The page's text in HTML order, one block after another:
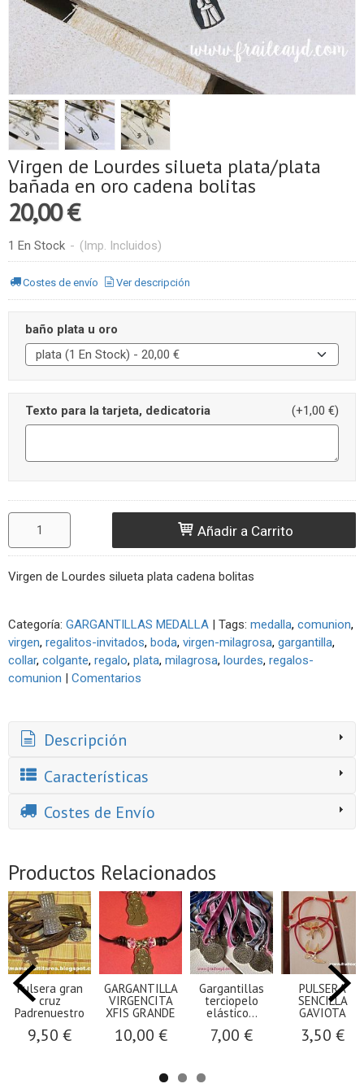
Virgen de Lourdes silueta plata/plata
bañada en oro cadena bolitas
20,00 €
1 En Stock - (Imp. Incluidos)
Costes de envío Ver descripción
baño plata u oro
Texto para la tarjeta, dedicatoria (+1,00 €)
Añadir a Carrito
Virgen de Lourdes silueta plata cadena bolitas
Categoría: GARGANTILLAS MEDALLA | Tags: medalla comunion
virgen regalitos-invitados boda virgen-milagrosa gargantilla
collar colgante regalo plata milagrosa lourdes regalos-
comunion | Comentarios
Descripción
Características
Costes de Envío
Productos Relacionados
Pulsera gran
cruz
Padrenuestro
9,50 €
GARGANTILLA
VIRGENCITA
XFIS GRANDE
10,00 €
Gargantillas
terciopelo
elástico...
7,00 €
PULSERA
SENCILLA
GAVIOTA
3,50 €